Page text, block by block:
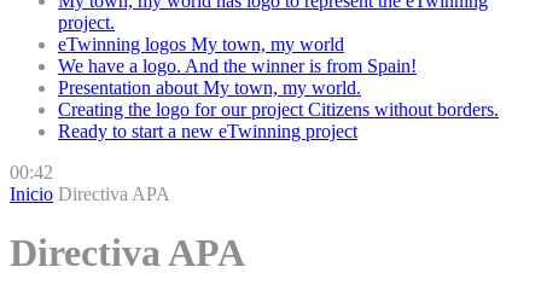
project.
eTwinning logos My town, my world
We have a logo. And the winner is from Spain!
Presentation about My town, my world.
Creating the logo for our project Citizens without borders.
Ready to start a new eTwinning project
00:42
Inicio Directiva APA
Directiva APA